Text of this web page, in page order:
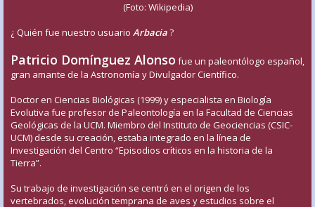
(Foto: Wikipedia)
¿ Quién fue nuestro usuario Arbacia?
Patricio Domínguez Alonso fue un paleontólogo español,
gran amante de la Astronomía y Divulgador Científico.
Doctor en Ciencias Biológicas (1999) y especialista en Biología
Evolutiva fue profesor de Paleontología en la Facultad de Ciencias
Geológicas de la UCM. Miembro del Instituto de Geociencias (CSIC-
UCM) desde su creación, estaba integrado en la línea de
Investigación del Centro “Episodios críticos en la historia de la
Tierra”.
Su trabajo de investigación se centró en el origen de los
vertebrados, evolución temprana de aves y estudios sobre el